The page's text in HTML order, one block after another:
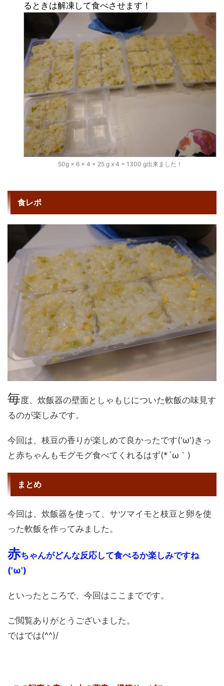
るときは解凍して食べさせます！
50g × 6 x 4 + 25 g x 4 = 1300 g出来ました！
食レポ
毎度、炊飯器の壁面としゃもじについた軟飯の味見す
るのが楽しみです。
今回は、枝豆の香りが楽しめて良かったです('ω')きっ
と赤ちゃんもモグモグ食べてくれるはず(*´ω｀)
まとめ
今回は、炊飯器を使って、サツマイモと枝豆と卵を使
った軟飯を作ってみました。
赤ちゃんがどんな反応して食べるか楽しみですね
('ω')
といったところで、今回はここまでです。
ご閲覧ありがとうございました。
ではでは(^^)/